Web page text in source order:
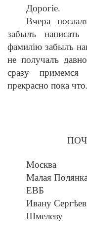
Дорогiе.
Вчера
забылъ
фамилію забылъ
не получалъ
сразу
прекрасно пока
Москва
Малая
ЕВБ
Ивану
Шмелеву